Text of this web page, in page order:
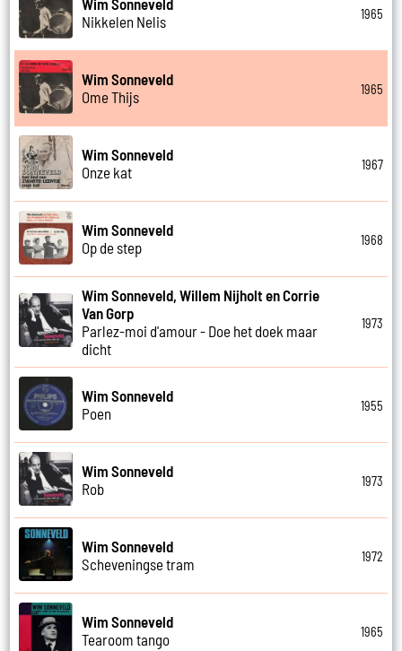
Wim Sonneveld
Nikkelen Nelis
1965
Wim Sonneveld
Ome Thijs
1965
Wim Sonneveld
Onze kat
1967
Wim Sonneveld
Op de step
1968
Wim Sonneveld, Willem Nijholt en Corrie
Van Gorp
Parlez-moi d'amour - Doe het doek maar
dicht
1973
Wim Sonneveld
Poen
1955
Wim Sonneveld
Rob
1973
Wim Sonneveld
Scheveningse tram
1972
Wim Sonneveld
Tearoom tango
1965